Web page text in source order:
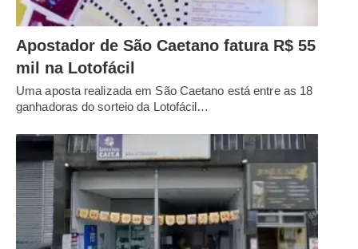
Apostador de São Caetano fatura R$ 55
mil na Lotofácil
Uma aposta realizada em São Caetano está entre as 18
ganhadoras do sorteio da Lotofácil…